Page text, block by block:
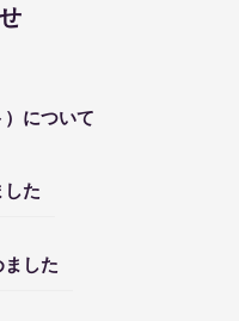
）について
た
した